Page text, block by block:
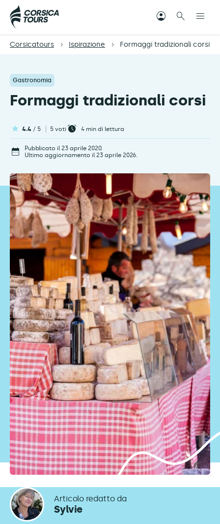
Corsicatours Ispirazione Formaggi tradizionali corsi
Gastronomia
Formaggi tradizionali corsi
4.4 / 5 5 voti 4 min di lettura
Pubblicato il 23 aprile 2020.
Ultimo aggiornamento il 23 aprile 2026.
Articolo redatto da
Sylvie